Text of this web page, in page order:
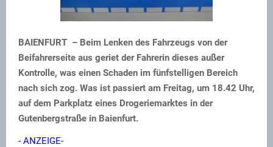
BAIENFURT – Beim Lenken des Fahrzeugs von der
Beifahrerseite aus geriet der Fahrerin dieses außer
Kontrolle, was einen Schaden im fünfstelligen Bereich
nach sich zog. Was ist passiert am Freitag, um 18.42 Uhr,
auf dem Parkplatz eines Drogeriemarktes in der
Gutenbergstraße in Baienfurt.
- ANZEIGE-